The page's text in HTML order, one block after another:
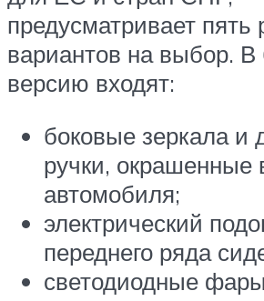
предусматривает пять
вариантов на выбор. В
версию входят:
боковые зеркала и
ручки, окрашенные
автомобиля;
электрический
переднего ряда
светодиодные